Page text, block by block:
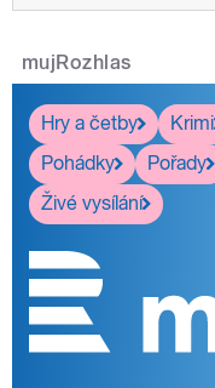
mujRozhlas
Hry a četby
Krimi
Pohádky
Pořady
Živé vysílání